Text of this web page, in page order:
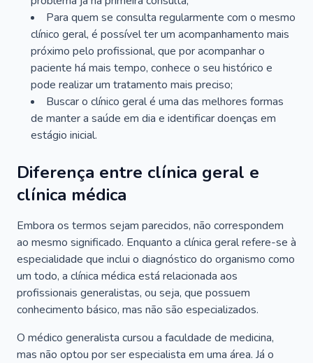
Para quem se consulta regularmente com o mesmo
clínico geral, é possível ter um acompanhamento mais
próximo pelo profissional, que por acompanhar o
paciente há mais tempo, conhece o seu histórico e
pode realizar um tratamento mais preciso;
Buscar o clínico geral é uma das melhores formas
de manter a saúde em dia e identificar doenças em
estágio inicial.
Diferença entre clínica geral e
clínica médica
Embora os termos sejam parecidos, não correspondem
ao mesmo significado. Enquanto a clínica geral refere-se à
especialidade que inclui o diagnóstico do organismo como
um todo, a clínica médica está relacionada aos
profissionais generalistas, ou seja, que possuem
conhecimento básico, mas não são especializados.
O médico generalista cursou a faculdade de medicina,
mas não optou por ser especialista em uma área. Já o